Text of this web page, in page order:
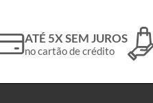
ATÉ 5X SEM JUROS
no cartão de crédito